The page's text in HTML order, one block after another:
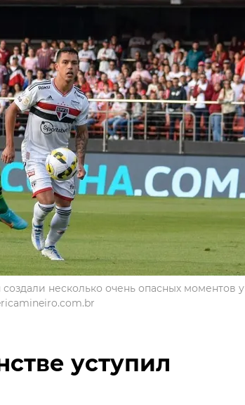
несколько очень опасных моментов у
уступил